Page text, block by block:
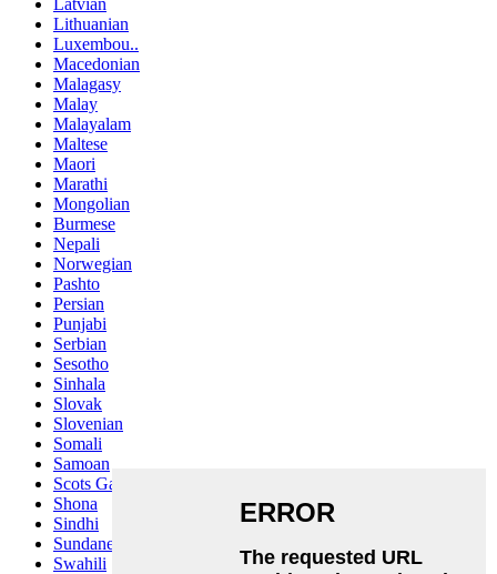
Lithuanian
Luxembou..
Macedonian
Malagasy
Malay
Malayalam
Maltese
Maori
Marathi
Mongolian
Burmese
Nepali
Norwegian
Pashto
Persian
Punjabi
Serbian
Sesotho
Sinhala
Slovak
Slovenian
Somali
Samoan
Scots Gaelic
Shona
Sindhi
Sundanese
Swahili